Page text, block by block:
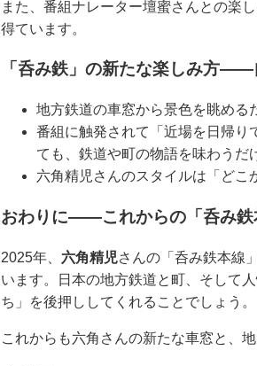
また、番組ナレーター壇蜜さんとの楽
得ています。
「呑み鉄」の新たな楽しみ方
地方鉄道の車窓から景色を眺め
番組に触発されて「近場を日帰り
ても、鉄道や町の物語を味わうだ
六角精児さんのスタイルは「どこ
おわりに――これからの「呑み鉄
2025年、 六角精児さんの「呑み鉄本線
います。日本の地方鉄道と町、そして
ち」を後押ししてくれることでしょう。
これからも六角さんの新たな車窓と、